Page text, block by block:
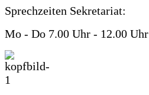
Sprechzeiten Sekretariat:
Mo - Do 7.00 Uhr - 12.00 Uhr